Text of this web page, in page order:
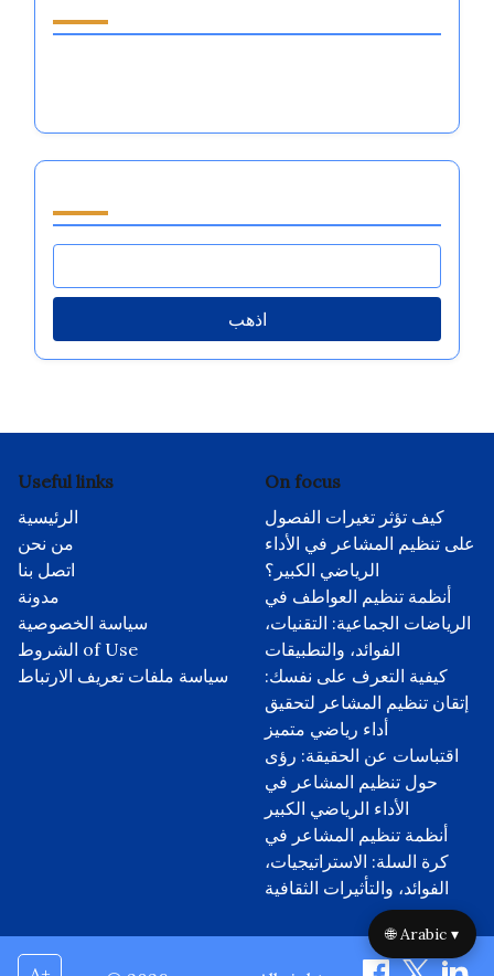
اذهب
Useful links
الرئيسية
من نحن
اتصل بنا
مدونة
سياسة الخصوصية
الشروط of Use
سياسة ملفات تعريف الارتباط
On focus
كيف تؤثر تغيرات الفصول
على تنظيم المشاعر في الأداء
الرياضي الكبير؟
أنظمة تنظيم العواطف في
الرياضات الجماعية: التقنيات،
الفوائد، والتطبيقات
كيفية التعرف على نفسك:
إتقان تنظيم المشاعر لتحقيق
أداء رياضي متميز
اقتباسات عن الحقيقة: رؤى
حول تنظيم المشاعر في
الأداء الرياضي الكبير
أنظمة تنظيم المشاعر في
كرة السلة: الاستراتيجيات،
الفوائد، والتأثيرات الثقافية
🌐 Arabic ▾